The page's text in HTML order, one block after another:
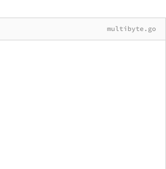
multibyte.go